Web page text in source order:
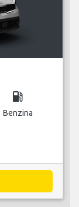
local_gas_station
Benzina